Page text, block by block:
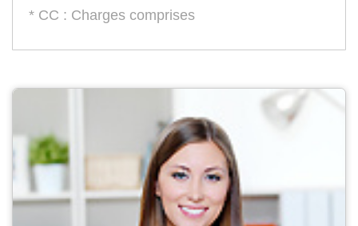
* CC : Charges comprises